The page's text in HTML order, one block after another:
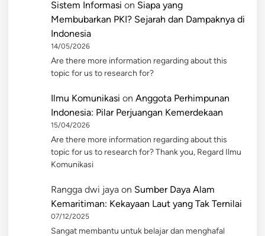
Sistem Informasi on Siapa yang
Membubarkan PKI? Sejarah dan Dampaknya di
Indonesia
14/05/2026
Are there more information regarding about this
topic for us to research for?
Ilmu Komunikasi on Anggota Perhimpunan
Indonesia: Pilar Perjuangan Kemerdekaan
15/04/2026
Are there more information regarding about this
topic for us to research for? Thank you, Regard Ilmu
Komunikasi
Rangga dwi jaya on Sumber Daya Alam
Kemaritiman: Kekayaan Laut yang Tak Ternilai
07/12/2025
Sangat membantu untuk belajar dan menghafal